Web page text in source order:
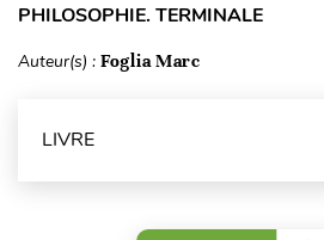
PHILOSOPHIE. TERMINALE
Auteur(s) : Foglia Marc
LIVRE